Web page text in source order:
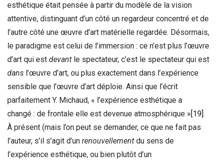
esthétique était pensée à partir du modèle de la vision
attentive, distinguant d’un côté un regardeur concentré et de
l’autre côté une œuvre d’art matérielle regardée. Désormais,
le paradigme est celui de l’immersion : ce n’est plus l’œuvre
d’art qui est devant le spectateur, c’est le spectateur qui est
dans l’œuvre d’art, ou plus exactement dans l’expérience
sensible que l’œuvre d’art déploie. Ainsi que l’écrit
parfaitement Y. Michaud, « l’expérience esthétique a
changé : de frontale elle est devenue atmosphérique »[19].
À présent (mais l’on peut se demander, ce que ne fait pas
l’auteur, s’il s’agit d’un renouvellement du sens de
l’expérience esthétique, ou bien plutôt d’un